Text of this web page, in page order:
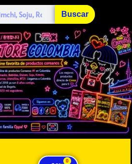
Buscar
0